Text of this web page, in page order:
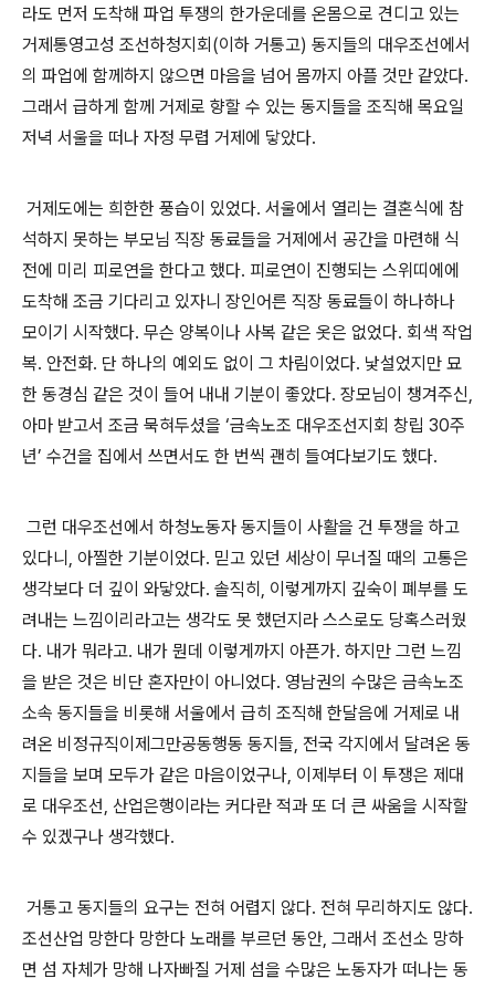
라도 먼저 도착해 파업 투쟁의 한가운데를 온몸으로 견디고 있는
거제통영고성 조선하청지회 (이하 거통고) 동지들의 대우조선에서
의 파업에 함께하지 않으면 마음을 넘어 몸까지 아플 것만 같았다.
그래서 급하게 함께 거제로 향할 수 있는 동지들을 조직해 목요일
저녁 서울을 떠나 자정 무렵 거제에 닿았다.
거제도에는 희한한 풍습이 있었다. 서울에서 열리는 결혼식에 참
석하지 못하는 부모님 직장 동료들을 거제에서 공간을 마련해 식
전에 미리 피로연을 한다고 했다. 피로연이 진행되는 스위띠에에
도착해 조금 기다리고 있자니 장인어른 직장 동료들이 하나하나
모이기 시작했다. 무슨 양복이나 사복 같은 옷은 없었다. 회색 작업
복. 안전화. 단 하나의 예외도 없이 그 차림이었다. 낯설었지만 묘
한 동경심 같은 것이 들어 내내 기분이 좋았다. 장모님이 챙겨주신,
아마 받고서 조금 묵혀두셨을 ‘금속노조 대우조선지회 창립 30주
년’ 수건을 집에서 쓰면서도 한 번씩 괜히 들여다보기도 했다.
그런 대우조선에서 하청노동자 동지들이 사활을 건 투쟁을 하고
있다니 , 아찔한 기분이었다. 믿고 있던 세상이 무너질 때의 고통은
생각보다 더 깊이 와닿았다. 솔직히 , 이렇게까지 깊숙이 폐부를 도
려내는 느낌이리라고는 생각도 못 했던지라 스스로도 당혹스러웠
다. 내가 뭐라고. 내가 뭔데 이렇게까지 아픈가. 하지만 그런 느낌
을 받은 것은 비단 혼자만이 아니었다. 영남권의 수많은 금속노조
소속 동지들을 비롯해 서울에서 급히 조직해 한달음에 거제로 내
려온 비정규직이제그만공동행동 동지들, 전국 각지에서 달려온 동
지들을 보며 모두가 같은 마음이었구나, 이제부터 이 투쟁은 제대
로 대우조선, 산업은행이라는 커다란 적과 또 더 큰 싸움을 시작할
수 있겠구나 생각했다.
거통고 동지들의 요구는 전혀 어렵지 않다. 전혀 무리하지도 않다.
조선산업 망한다 망한다 노래를 부르던 동안, 그래서 조선소 망하
면 섬 자체가 망해 나자빠질 거제 섬을 수많은 노동자가 떠나는 동